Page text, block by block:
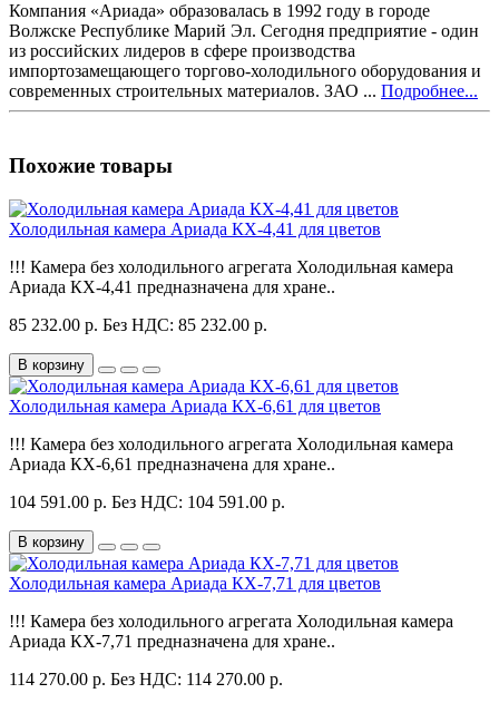
Компания «Ариада» образовалась в 1992 году в городе
Волжске Республике Марий Эл. Сегодня предприятие - один
из российских лидеров в сфере производства
импортозамещающего торгово-холодильного оборудования и
современных строительных материалов. ЗАО ... Подробнее...
Похожие товары
Холодильная камера Ариада КХ-4,41 для цветов
!!! Камера без холодильного агрегата Холодильная камера
Ариада КХ-4,41 предназначена для хране..
85 232.00 р. Без НДС: 85 232.00 р.
В корзину
Холодильная камера Ариада КХ-6,61 для цветов
!!! Камера без холодильного агрегата Холодильная камера
Ариада КХ-6,61 предназначена для хране..
104 591.00 р. Без НДС: 104 591.00 р.
В корзину
Холодильная камера Ариада КХ-7,71 для цветов
!!! Камера без холодильного агрегата Холодильная камера
Ариада КХ-7,71 предназначена для хране..
114 270.00 р. Без НДС: 114 270.00 р.